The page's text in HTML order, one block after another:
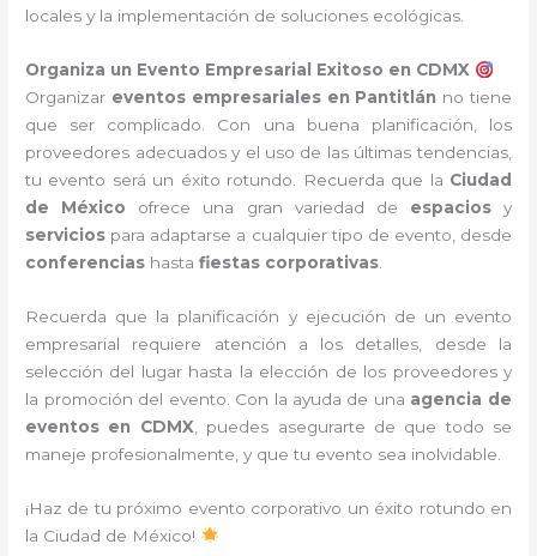
locales y la implementación de soluciones ecológicas.
Organiza un Evento Empresarial Exitoso en CDMX
Organizar eventos empresariales en Pantitlán no tiene
que ser complicado. Con una buena planificación, los
proveedores adecuados y el uso de las últimas tendencias,
tu evento será un éxito rotundo. Recuerda que la Ciudad
de México ofrece una gran variedad de espaciosy
servicios para adaptarse a cualquier tipo de evento, desde
conferencias hastafiestas corporativas.
Recuerda que la planificación y ejecución de un evento
empresarial requiere atención a los detalles, desde la
selección del lugar hasta la elección de los proveedores y
la promoción del evento. Con la ayuda de una agencia de
eventos en CDMX , puedes asegurarte de que todo se
maneje profesionalmente, y que tu evento sea inolvidable.
¡Haz de tu próximo evento corporativo un éxito rotundo en
la Ciudad de México!